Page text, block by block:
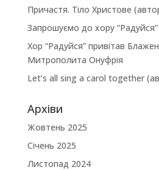
Причастя. Тіло Христове
Запрошуємо до хору “Радуйся”
Хор “Радуйся” привітав
Митрополита Онуфрія
Let’s all sing a carol together
Архіви
Жовтень 2025
Січень 2025
Листопад 2024